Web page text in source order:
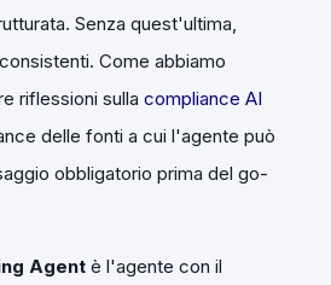
Senza quest'ultima,
Come abbiamo
riflessioni sulla compliance AI
delle fonti a cui l'agente può
obbligatorio prima del go-
Agent è l'agente con il